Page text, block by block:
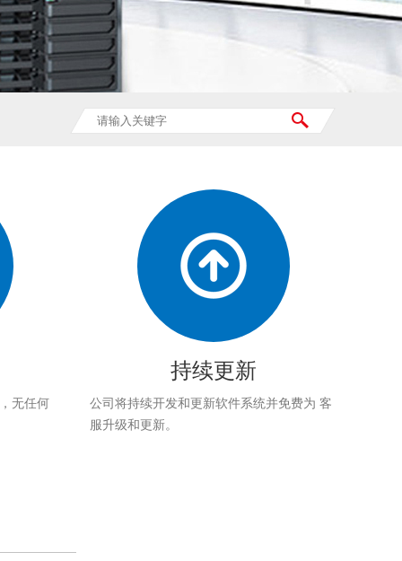
无任何
持续更新
公司将持续开发和更新软件系统并免费为 客
服升级和更新。